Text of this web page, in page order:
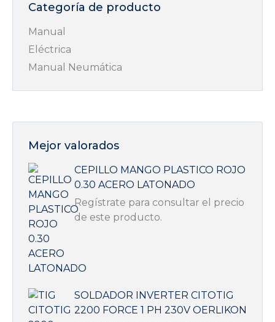
Categoría de producto
Manual
Eléctrica
Manual Neumática
Mejor valorados
CEPILLO MANGO PLASTICO ROJO
0.30 ACERO LATONADO
Regístrate para consultar el precio
de este producto.
SOLDADOR INVERTER CITOTIG
2200 FORCE 1 PH 230V OERLIKON